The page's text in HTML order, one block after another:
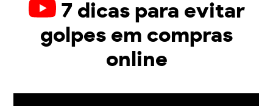
7 dicas para evitar
golpes em compras
online